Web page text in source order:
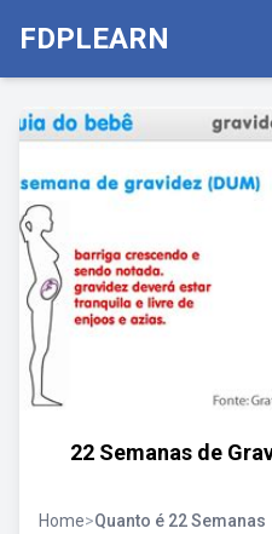
FDPLEARN
22 Semanas de
Home>Quanto é 22 Semanas